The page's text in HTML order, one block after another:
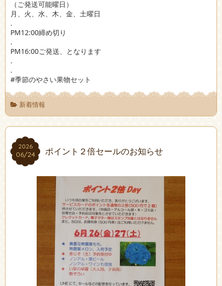
（ご発送可能曜日）
月、火、水、木、金、土曜日
.
PM12:00締め切り
.
PM16:00ご発送、となります
.
.
#季節のやさい果物セット
新着情報
2026
06/24
2026
06/24 ポイント２倍セールのお知らせ